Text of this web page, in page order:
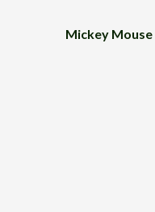
Mickey Mouse